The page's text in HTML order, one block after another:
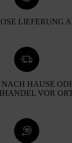
LIEFERUNG
HAUSE
VOR